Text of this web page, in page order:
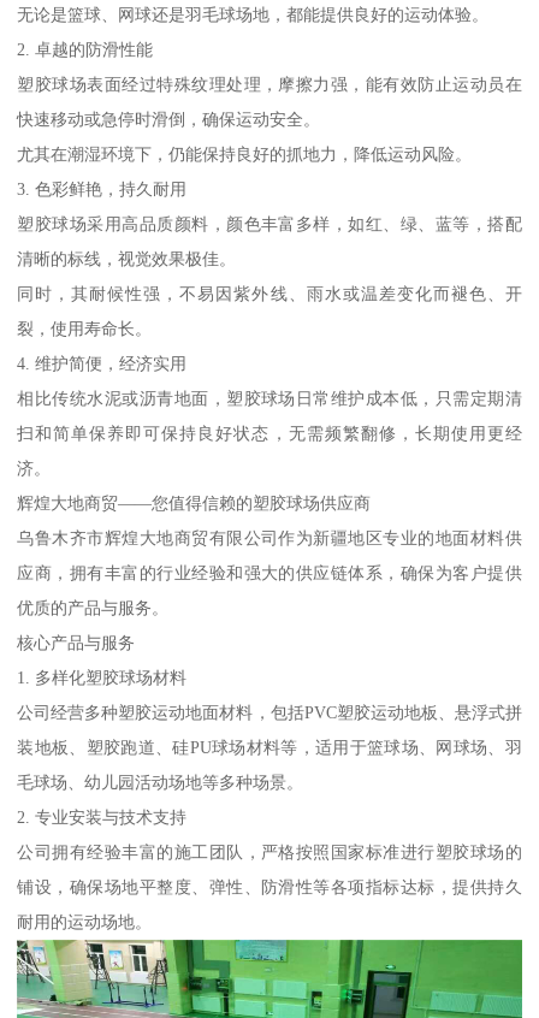
无论是篮球、网球还是羽毛球场地，都能提供良好的运动体验。
2. 卓越的防滑性能
塑胶球场表面经过特殊纹理处理，摩擦力强，能有效防止运动员在
快速移动或急停时滑倒，确保运动安全。
尤其在潮湿环境下，仍能保持良好的抓地力，降低运动风险。
3. 色彩鲜艳，持久耐用
塑胶球场采用高品质颜料，颜色丰富多样，如红、绿、蓝等，搭配
清晰的标线，视觉效果极佳。
同时，其耐候性强，不易因紫外线、雨水或温差变化而褪色、开
裂，使用寿命长。
4. 维护简便，经济实用
相比传统水泥或沥青地面，塑胶球场日常维护成本低，只需定期清
扫和简单保养即可保持良好状态，无需频繁翻修，长期使用更经
济。
辉煌大地商贸——您值得信赖的塑胶球场供应商
乌鲁木齐市辉煌大地商贸有限公司作为新疆地区专业的地面材料供
应商，拥有丰富的行业经验和强大的供应链体系，确保为客户提供
优质的产品与服务。
核心产品与服务
1. 多样化塑胶球场材料
公司经营多种塑胶运动地面材料，包括PVC塑胶运动地板、悬浮式拼
装地板、塑胶跑道、硅PU球场材料等，适用于篮球场、网球场、羽
毛球场、幼儿园活动场地等多种场景。
2. 专业安装与技术支持
公司拥有经验丰富的施工团队，严格按照国家标准进行塑胶球场的
铺设，确保场地平整度、弹性、防滑性等各项指标达标，提供持久
耐用的运动场地。